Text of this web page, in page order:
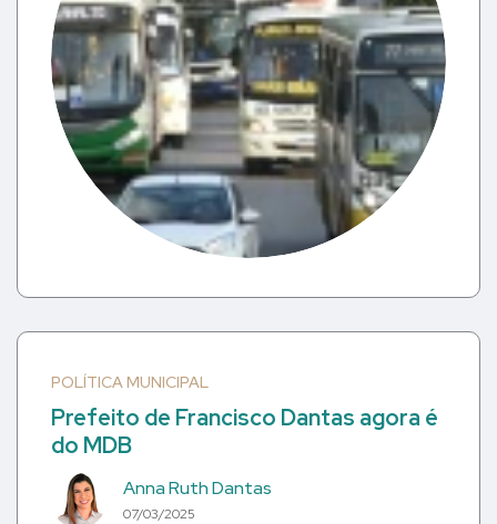
POLÍTICA MUNICIPAL
Prefeito de Francisco Dantas agora é
do MDB
Anna Ruth Dantas
07/03/2025